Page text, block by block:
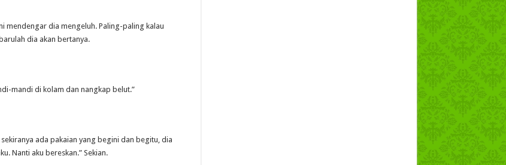
mendengar dia mengeluh. Paling-paling kalau
dia akan bertanya.
mandi di kolam dan nangkap belut.”
ada pakaian yang begini dan begitu, dia
Nanti aku bereskan.” Sekian.